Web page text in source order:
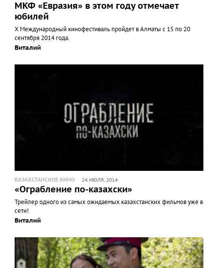
МКФ «Евразия» в этом году отмечает
юбилей
Х Международный кинофестиваль пройдет в Алматы с 15 по 20
сентября 2014 года.
Виталий
КАЗАХСТАНСКОЕ КИНО 24 ИЮЛЯ, 2014
«Ограбление по-казахски»
Трейлер одного из самых ожидаемых казахстанских фильмов уже в
сети!
Виталий